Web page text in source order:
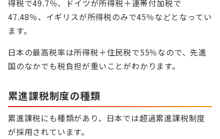
得税で49.7％、ドイツが所得税＋連帯付加税で
47.48％、イギリスが所得税のみで45％などとなってい
ます。
日本の最高税率は所得税＋住民税で55％なので、先進
国のなかでも税負担が重いことがわかります。
累進課税制度の種類
累進課税にも種類があり、日本では超過累進課税制度
が採用されています。